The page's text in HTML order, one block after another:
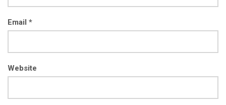
Email *
Website